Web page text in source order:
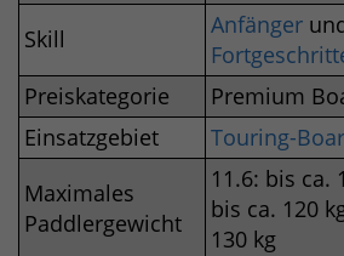
Skill
Anfänger
Preiskategorie
Premium
Einsatzgebiet
Touring-
Maximales
Paddlergewicht
11.6: bis ca.
bis ca. 120
130 kg